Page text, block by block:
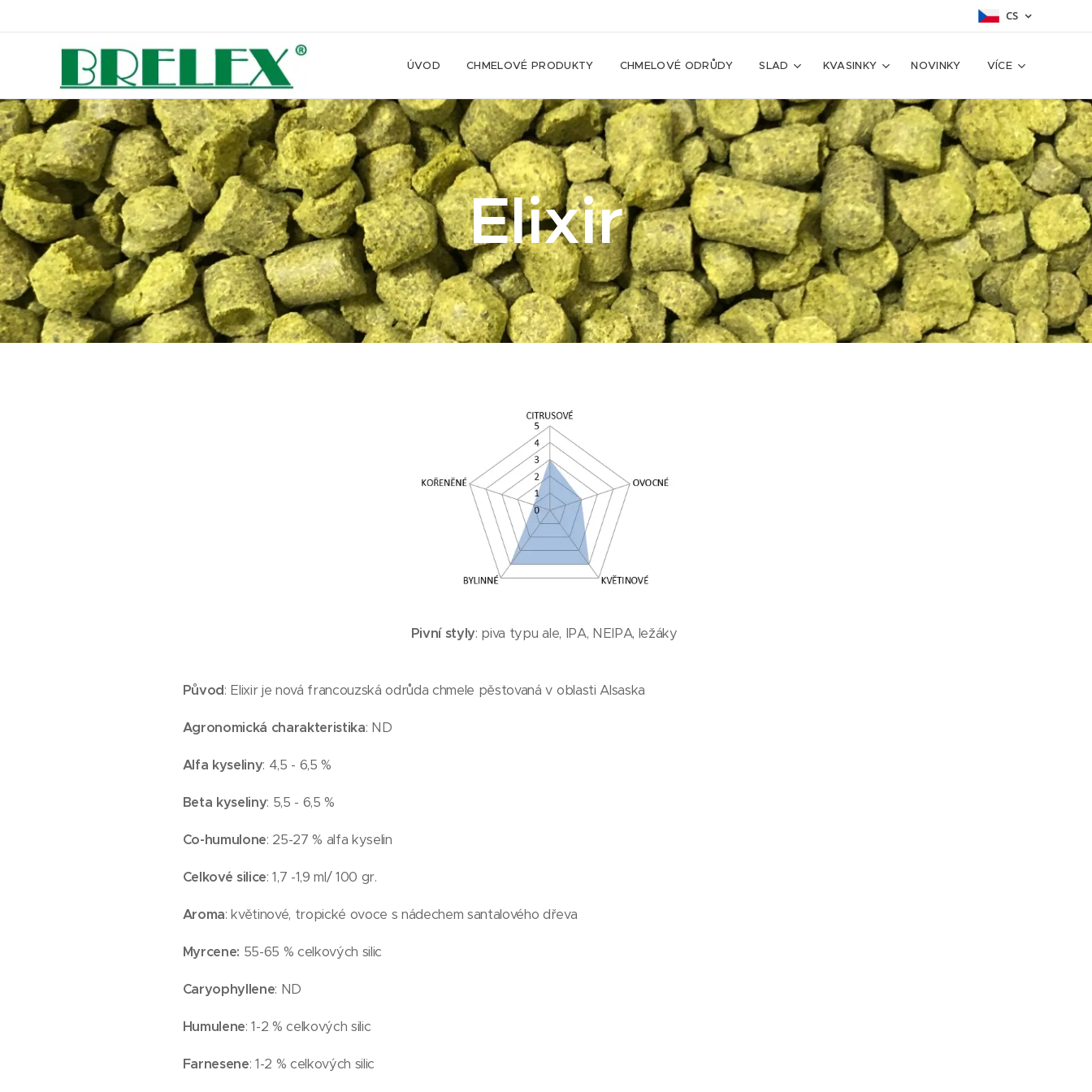
CS
ÚVOD CHMELOVÉ PRODUKTY CHMELOVÉ ODRŮDY SLAD KVASINKY NOVINKY VÍCE
Elixir
Pivní styly: piva typu ale, IPA, NEIPA, ležáky
Původ: Elixir je nová francouzská odrůda chmele pěstovaná v oblasti Alsaska
Agronomická charakteristika: ND
Alfa kyseliny: 4,5 - 6,5 %
Beta kyseliny: 5,5 - 6,5 %
Co-humulone: 25-27 % alfa kyselin
Celkové silice: 1,7 -1,9 ml/ 100 gr.
Aroma: květinové, tropické ovoce s nádechem santalového dřeva
Myrcene: 55-65 % celkových silic
Caryophyllene: ND
Humulene: 1-2 % celkových silic
Farnesene: 1-2 % celkových silic